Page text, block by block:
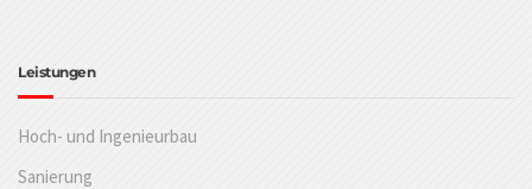
Leistungen
Hoch- und Ingenieurbau
Sanierung